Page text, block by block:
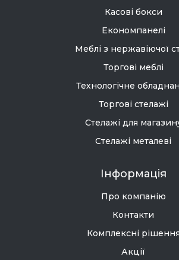
Касові бокси
Економпанелі
Меблі з нержавіючої
Торгові меблі
Технологічне
Торгові стелажі
Стелажі для
Стелажі металеві
Інформація
Про компанію
Контакти
Комплексні рішення
Акції